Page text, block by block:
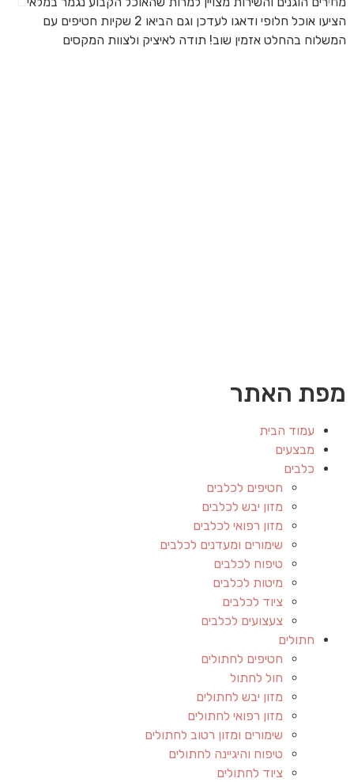
הציעו אוכל חלופי ודאגו לעדכן וגם הביאו 2 שקיות חטיפים עם
המשלוח בהחלט אזמין שוב! תודה לאיציק ולצוות המקסים
מפת האתר
עמוד הבית
מבצעים
כלבים
חטיפים לכלבים
מזון יבש לכלבים
מזון רפואי לכלבים
שימורים ומעדנים לכלבים
טיפוח לכלבים
מיטות לכלבים
ציוד לכלבים
צעצועים לכלבים
חתולים
חטיפים לחתולים
חול לחתול
מזון יבש לחתולים
מזון רפואי לחתולים
שימורים ומזון רטוב לחתולים
טיפוח והיגיינה לחתולים
ציוד לחתולים